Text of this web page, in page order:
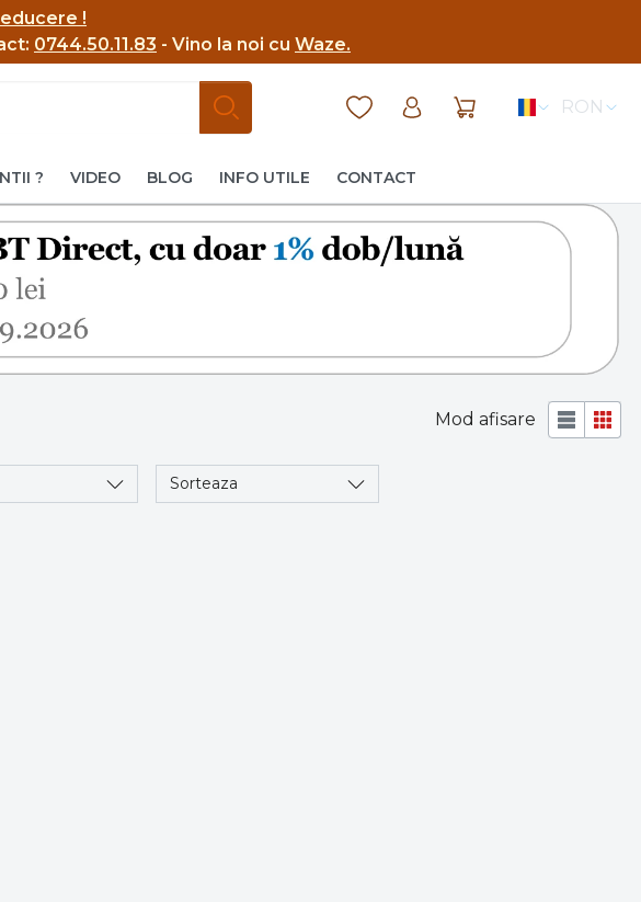
!
0744.50.11.83 - Vino la noi cu Waze.
RON
? VIDEO BLOG INFO UTILE CONTACT
Mod afisare
Sorteaza